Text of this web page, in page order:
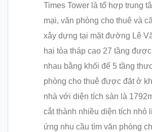
Times Tower là tổ hợp trung
mại, văn phòng cho thuê và
xây dựng tại mặt đường Lê
hai tòa tháp cao 27 tầng
nhau bằng khối đế 5 tầng
phòng cho thuê được đặt ở
nhà với diện tích sàn là
cắt thành nhiều diện tích nhỏ
ứng nhu cầu tìm văn phòng